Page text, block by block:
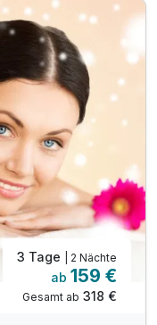
p.P. ab 265,00 €
Plus
Stunden
- 21:00 Uhr
3 Tage | 2 Nächte
ab 159 €
Gesamt ab 318 €